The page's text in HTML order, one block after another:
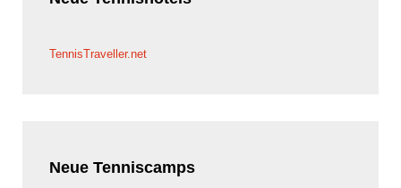
TennisTraveller.net
Neue Tenniscamps